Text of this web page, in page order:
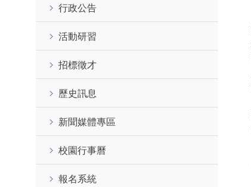
行政公告
活動研習
招標徵才
歷史訊息
新聞媒體專區
校園行事曆
報名系統